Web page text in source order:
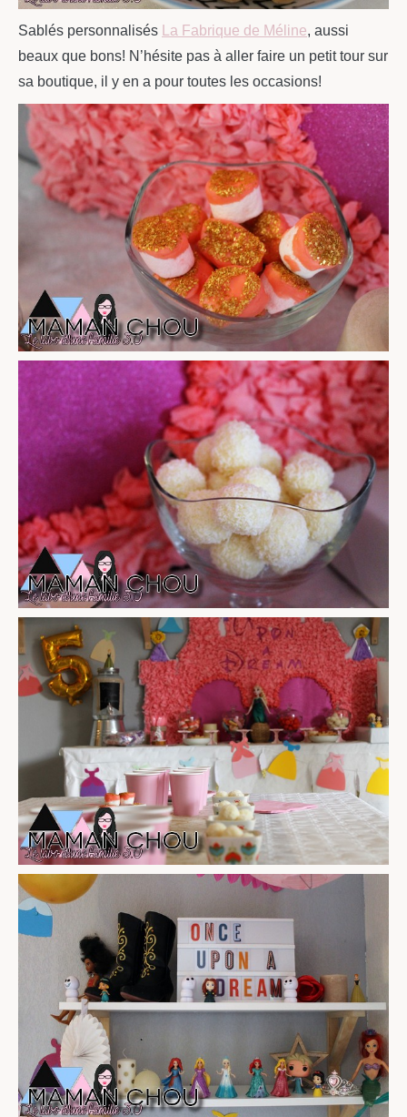
Sablés personnalisés La Fabrique de Méline, aussi
beaux que bons! N’hésite pas à aller faire un petit tour sur
sa boutique, il y en a pour toutes les occasions!